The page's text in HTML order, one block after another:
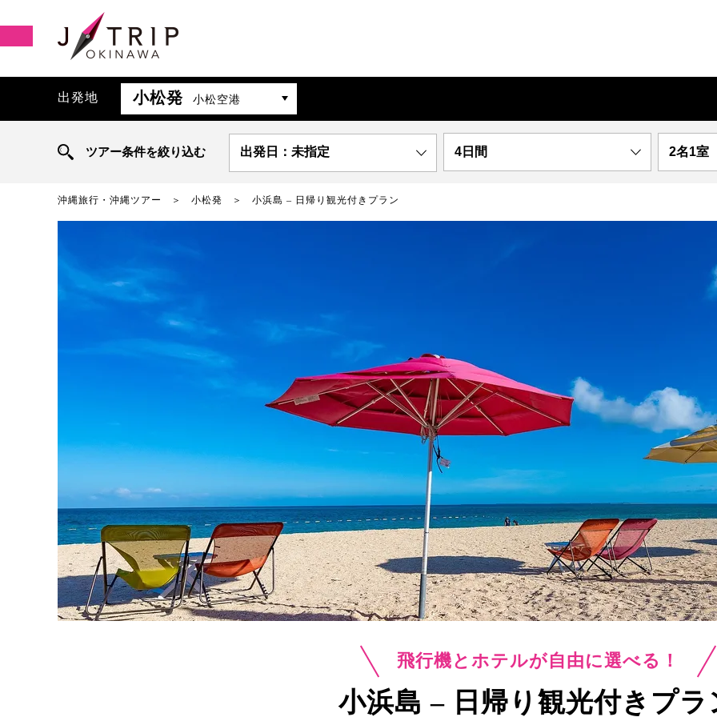
出発地 小松発 小松空港
ツアー条件を絞り込む 出発日：未指定 4日間 2名1室
沖縄旅行・沖縄ツアー 小松発 小浜島 – 日帰り観光付きプラン
飛行機とホテルが自由に選べる！
小浜島 – 日帰り観光付きプラ